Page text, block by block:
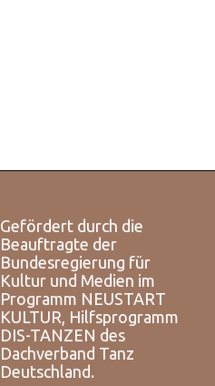
Gefördert durch die
Beauftragte der
Bundesregierung für
Kultur und Medien im
Programm NEUSTART
KULTUR, Hilfsprogramm
DIS-TANZEN des
Dachverband Tanz
Deutschland.